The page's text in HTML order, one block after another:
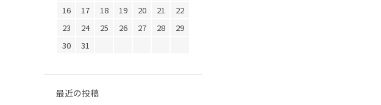
16
17 18 19 20 21
22
23
24 25 26 27 28
29
30
31
最近の投稿